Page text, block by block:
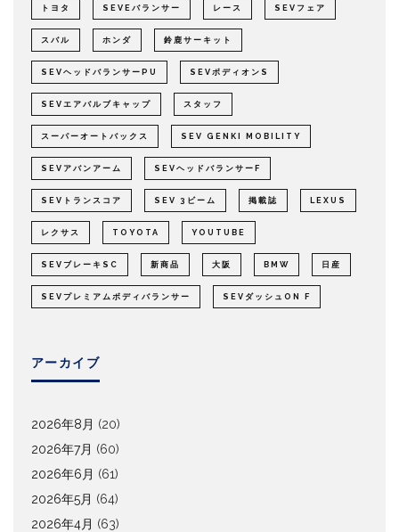
トヨタ SEVEバランサー レース SEVフェア
スバル ホンダ 鈴鹿サーキット
SEVヘッドバランサーPU SEVボディオンS
SEVエアバルブキャップ スタッフ
スーパーオートバックス SEV GENKI MOBILITY
SEVアバンアーム SEVヘッドバランサーF
SEVトランスコア SEV 3ビーム 掲載誌 LEXUS
レクサス TOYOTA YOUTUBE
SEVブレーキSC 新商品 大阪 BMW 日産
SEVプレミアムボディバランサー SEVダッシュON F
アーカイブ
2026年8月 (20)
2026年7月 (60)
2026年6月 (61)
2026年5月 (64)
2026年4月 (63)